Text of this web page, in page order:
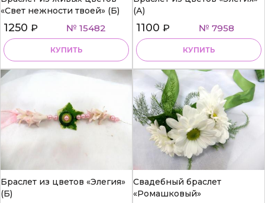
«Свет нежности твоей» (Б)
1250 ₽ № 15482
КУПИТЬ
(А)
1100 ₽ № 7958
КУПИТЬ
Браслет из цветов «Элегия»
(Б)
Свадебный браслет
«Ромашковый»